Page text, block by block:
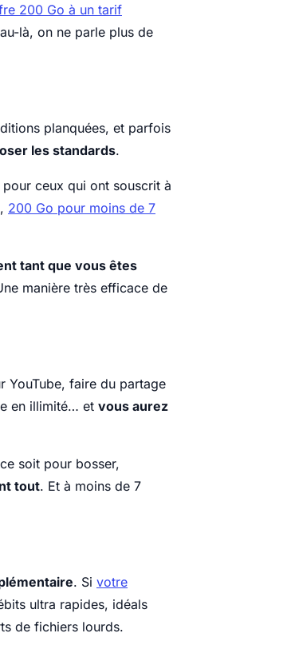
200 Go à un tarif
là, on ne parle plus de
planquées, et parfois
les standards.
ceux qui ont souscrit à
200 Go pour moins de 7
tant que vous êtes
manière très efficace de
YouTube, faire du partage
en illimité… et vous aurez
soit pour bosser,
tout. Et à moins de 7
. Si votre
ultra rapides, idéals
de fichiers lourds.